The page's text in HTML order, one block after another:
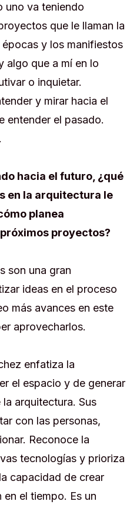
uno va teniendo
que le llaman la
y los manifiestos
algo que a mí en lo
o inquietar.
y mirar hacia el
entender el pasado.
hacia el futuro, ¿qué
en la arquitectura le
planea
proyectos?
son una gran
ideas en el proceso
más avances en este
aprovecharlos.
enfatiza la
el espacio y de generar
arquitectura. Sus
con las personas,
Reconoce la
tecnologías y prioriza
capacidad de crear
el tiempo. Es un